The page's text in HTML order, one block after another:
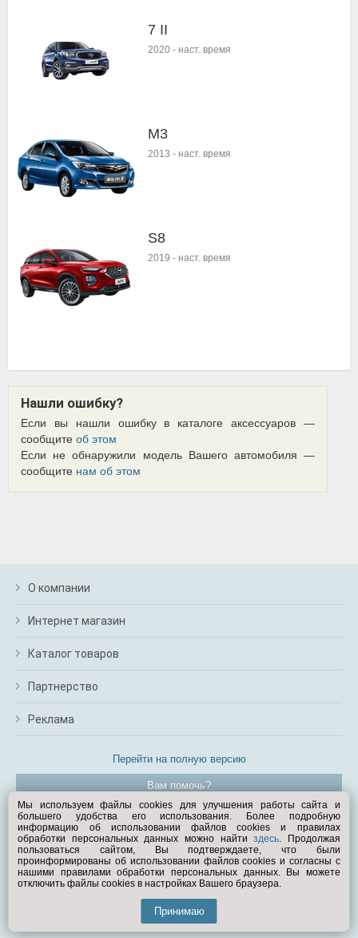
7 II
2020 - наст. время
M3
2013 - наст. время
S8
2019 - наст. время
Нашли ошибку?
Если вы нашли ошибку в каталоге аксессуаров —
сообщите об этом
Если не обнаружили модель Вашего автомобиля —
сообщите нам об этом
О компании
Интернет магазин
Каталог товаров
Партнерство
Реклама
Перейти на полную версию
Вам помочь?
© Exist.ru 1998—2026
Мы используем файлы cookies для улучшения работы сайта и
большего удобства его использования. Более подробную
информацию об использовании файлов cookies и правилах
обработки персональных данных можно найтиздесь. Продолжая
пользоваться сайтом, Вы подтверждаете, что были
проинформированы об использовании файлов cookies и согласны с
нашими правилами обработки персональных данных. Вы можете
отключить файлы cookies в настройках Вашего браузера.
Принимаю